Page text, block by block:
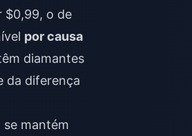
$0,99, o de
por causa
diamantes
da diferença
mantém